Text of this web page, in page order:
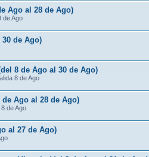
Ago al 28 de Ago)
de Ago
de Ago)
8 de Ago al 30 de Ago)
8 de Ago
Ago al 28 de Ago)
de Ago
al 27 de Ago)